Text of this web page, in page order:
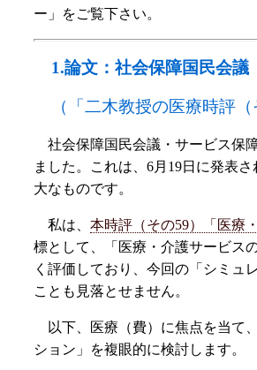
ー」をご覧下さい。
1.論文：社会保障国民会議
（「二木教授の医療時評
社会保障国民会議・サービス保
ました。これは、6月19日に発表
大なものです。
私は、本時評（その59）「医療
標として、「医療・介護サービス
く評価しており、今回の「シミュ
ことも見落とせません。
以下、医療（費）に焦点を当て
ション」を複眼的に検討します。